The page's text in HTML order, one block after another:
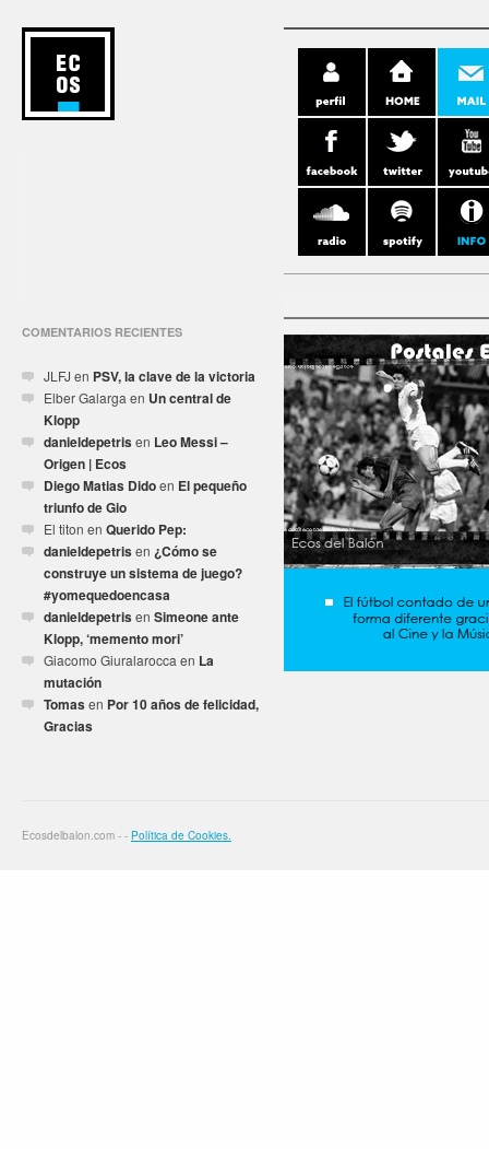
COMENTARIOS RECIENTES
JLFJ en PSV, la clave de la victoria
Elber Galarga en Un central de
Klopp
danieldepetrisen Leo Messi –
Origen | Ecos
Diego Matias Didoen El pequeño
triunfo de Gio
El titon en Querido Pep:
danieldepetrisen ¿Cómo se
construye un sistema de juego?
#yomequedoencasa
danieldepetrisen Simeone ante
Klopp, ‘memento mori’
Giacomo Giuralarocca en La
mutación
Tomasen Por 10 años de felicidad,
Gracias
Ecosdelbalon.com - - Política de Cookies.